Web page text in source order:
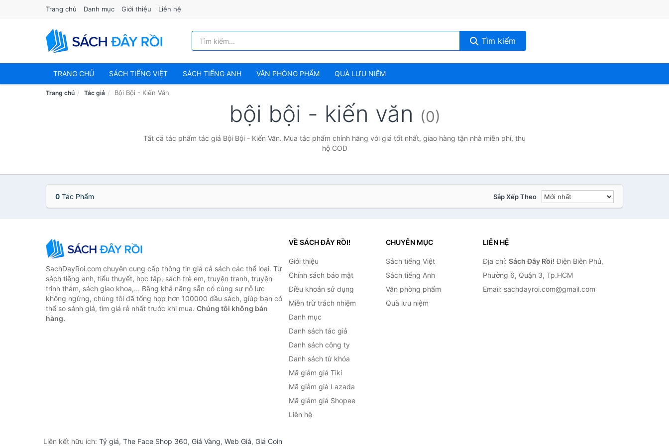
Trang chủ Danh mục Giới thiệu Liên hệ
Tìm kiếm
TRANG CHỦ SÁCH TIẾNG VIỆT SÁCH TIẾNG ANH VĂN PHÒNG PHẨM QUÀ LƯU NIỆM
Trang chủ Tác giả Bội Bội - Kiến Văn
bội bội - kiến văn (0)
Tất cả tác phẩm tác giả Bội Bội - Kiến Văn. Mua tác phẩm chính hãng với giá tốt nhất, giao hàng tận nhà miễn phí, thu
hộ COD
0 Tác Phẩm Sắp Xếp Theo
SachDayRoi.com chuyên cung cấp thông tin giá cả sách các thể loại. Từ
sách tiếng anh, tiểu thuyết, học tập, sách trẻ em, truyện tranh, truyện
trinh thám, sách giao khoa,... Bằng khả năng sẵn có cùng sự nỗ lực
không ngừng, chúng tôi đã tổng hợp hơn 100000 đầu sách, giúp bạn có
thể so sánh giá, tìm giá rẻ nhất trước khi mua. Chúng tôi không bán
hàng.
VỀ SÁCH ĐÂY RỒI!
Giới thiệu
Chính sách bảo mật
Điều khoản sử dụng
Miễn trừ trách nhiệm
Danh mục
Danh sách tác giả
Danh sách công ty
Danh sách từ khóa
Mã giảm giá Tiki
Mã giảm giá Lazada
Mã giảm giá Shopee
Liên hệ
CHUYÊN MỤC
Sách tiếng Việt
Sách tiếng Anh
Văn phòng phẩm
Quà lưu niệm
LIÊN HỆ
Địa chỉ: Sách Đây Rồi! Điện Biên Phủ,
Phường 6, Quận 3, Tp.HCM
Email: sachdayroi.com@gmail.com
Liên kết hữu ích: Tỷ giá, The Face Shop 360, Giá Vàng, Web Giá, Giá Coin